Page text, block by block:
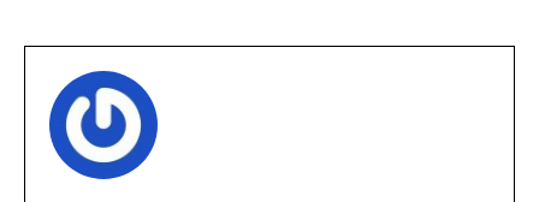
Craiovei a semnat cu